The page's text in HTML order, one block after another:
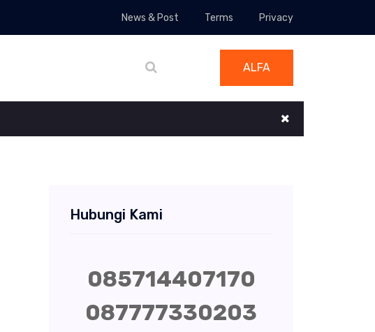
News & Post Terms Privacy
ALFA
Hubungi Kami
085714407170
087777330203